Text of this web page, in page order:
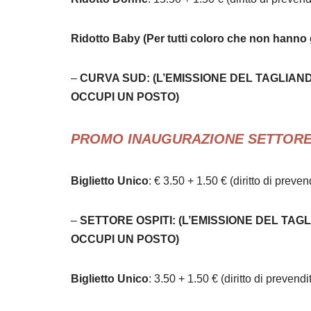
Ridotto Baby (Per tutti coloro che non hanno
– CURVA SUD: (L’EMISSIONE DEL
OCCUPI UN POSTO)
PROMO INAUGURAZIONE
Biglietto Unico: € 3.50 + 1.50 € (diritto di
– SETTORE OSPITI: (L’EMISSIONE DEL
OCCUPI UN POSTO)
Biglietto Unico: 3.50 + 1.50 € (diritto di